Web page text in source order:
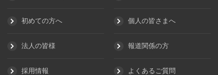
初めての方へ 個人の皆さまへ
法人の皆様 報道関係の方
採用情報 よくあるご質問